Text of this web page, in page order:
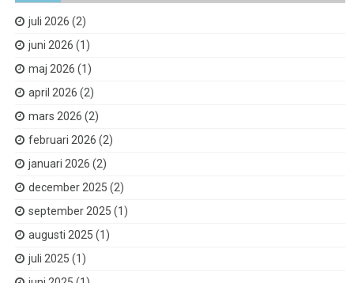
juli 2026 (2)
juni 2026 (1)
maj 2026 (1)
april 2026 (2)
mars 2026 (2)
februari 2026 (2)
januari 2026 (2)
december 2025 (2)
september 2025 (1)
augusti 2025 (1)
juli 2025 (1)